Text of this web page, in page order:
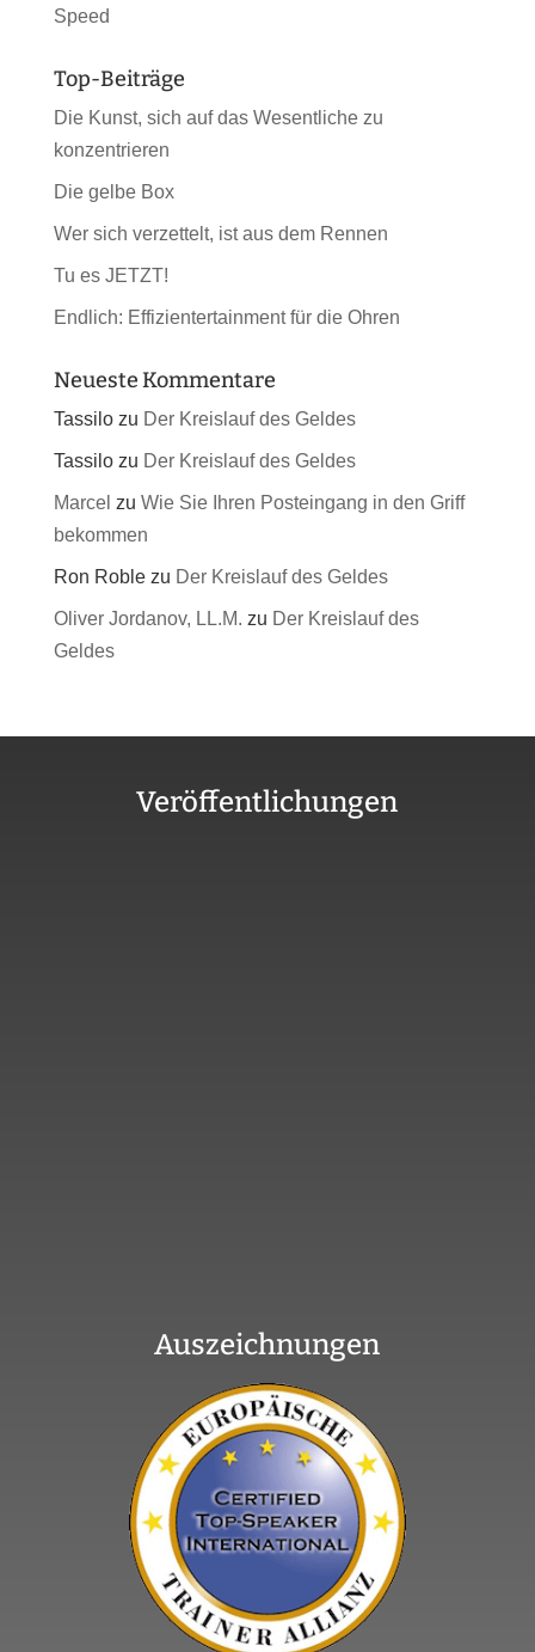
Speed
Top-Beiträge
Die Kunst, sich auf das Wesentliche zu
konzentrieren
Die gelbe Box
Wer sich verzettelt, ist aus dem Rennen
Tu es JETZT!
Endlich: Effizientertainment für die Ohren
Neueste Kommentare
Tassilozu Der Kreislauf des Geldes
Tassilozu Der Kreislauf des Geldes
Marcel zu Wie Sie Ihren Posteingang in den Griff
bekommen
Ron Roblezu Der Kreislauf des Geldes
Oliver Jordanov, LL.M. zu Der Kreislauf des
Geldes
Veröffentlichungen
Auszeichnungen